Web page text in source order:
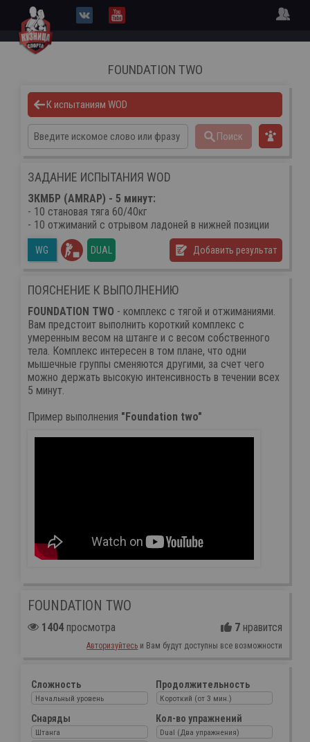
FOUNDATION TWO
К испытаниям WOD
Поиск
ЗАДАНИЕ ИСПЫТАНИЯ WOD
ЗКМБР (AMRAP) - 5 минут:
- 10 становая тяга 60/40кг
- 10 отжиманий с отрывом ладоней в нижней позиции
WG DUAL Добавить результат
ПОЯСНЕНИЕ К ВЫПОЛНЕНИЮ
FOUNDATION TWO - комплекс с тягой и отжиманиями.
Вам предстоит выполнить короткий комплекс с
умеренным весом на штанге и с весом собственного
тела. Комплекс интересен в том плане, что одни
мышечные группы сменяются другими, за счет чего
можно держать высокую интенсивность в течении всех
5 минут.
Пример выполнения "Foundation two"
FOUNDATION TWO
1404просмотра 7нравится
Авторизуйтесь и Вам будут доступны все возможности
Сложность
Начальный уровень
Снаряды
Штанга
Продолжительность
Короткий (от 3 мин.)
Кол-во упражнений
Dual (Два упражнения)